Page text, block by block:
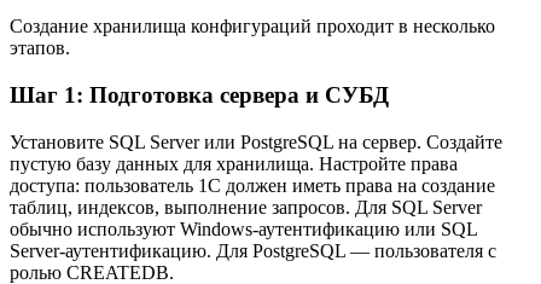
Создание хранилища конфигураций проходит в несколько
этапов.
Шаг 1: Подготовка сервера и СУБД
Установите SQL Server или PostgreSQL на сервер. Создайте
пустую базу данных для хранилища. Настройте права
доступа: пользователь 1С должен иметь права на создание
таблиц, индексов, выполнение запросов. Для SQL Server
обычно используют Windows-аутентификацию или SQL
Server-аутентификацию. Для PostgreSQL — пользователя с
ролью CREATEDB.